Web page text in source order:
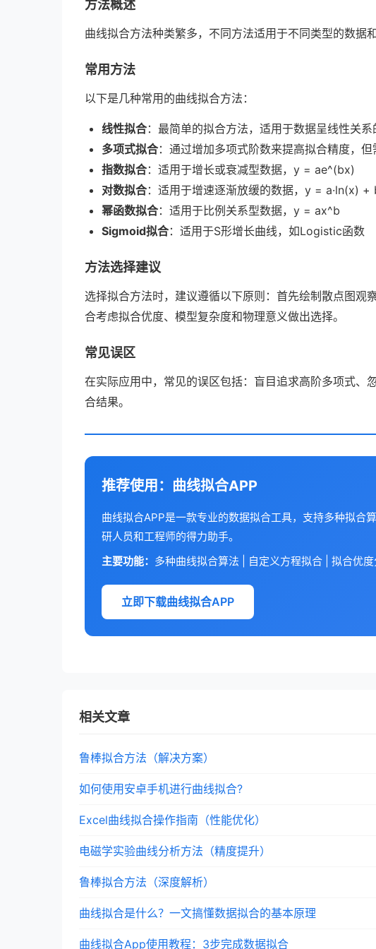
方法概述
曲线拟合方法种类繁多，不同方法适用于不同类型的数据
常用方法
以下是几种常用的曲线拟合方法：
线性拟合：最简单的拟合方法，适用于数据呈线性关
多项式拟合：通过增加多项式阶数来提高拟合精度，
指数拟合：适用于增长或衰减型数据，y = ae^(bx)
对数拟合：适用于增速逐渐放缓的数据，y = a·ln(x) +
幂函数拟合：适用于比例关系型数据，y = ax^b
Sigmoid拟合：适用于S形增长曲线，如Logistic函数
方法选择建议
选择拟合方法时，建议遵循以下原则：首先绘制散点图
合考虑拟合优度、模型复杂度和物理意义做出选择。
常见误区
在实际应用中，常见的误区包括：盲目追求高阶多项式、
合结果。
推荐使用：曲线拟合APP
曲线拟合APP是一款专业的数据拟合工具，支持多种拟合
研人员和工程师的得力助手。
主要功能： 多种曲线拟合算法 | 自定义方程拟合 | 拟合优
立即下载曲线拟合APP
相关文章
鲁棒拟合方法（解决方案）
如何使用安卓手机进行曲线拟合?
Excel曲线拟合操作指南（性能优化）
电磁学实验曲线分析方法（精度提升）
鲁棒拟合方法（深度解析）
曲线拟合是什么？一文搞懂数据拟合的基本原理
曲线拟合App使用教程：3步完成数据拟合